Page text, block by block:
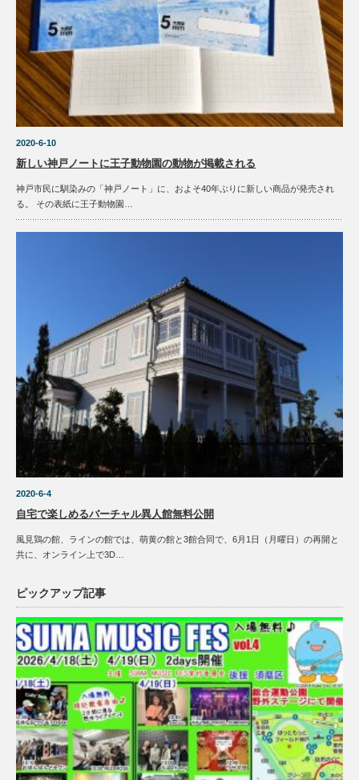
2020-6-10
新しい神戸ノートに王子動物園の動物が掲載される
神戸市民に馴染みの「神戸ノート」に、およそ40年ぶりに新しい商品が発売され
る。 その表紙に王子動物園…
2020-6-4
自宅で楽しめるバーチャル異人館無料公開
風見鶏の館、ラインの館では、萌黄の館と3館合同で、6月1日（月曜日）の再開と
共に、オンライン上で3D…
ピックアップ記事